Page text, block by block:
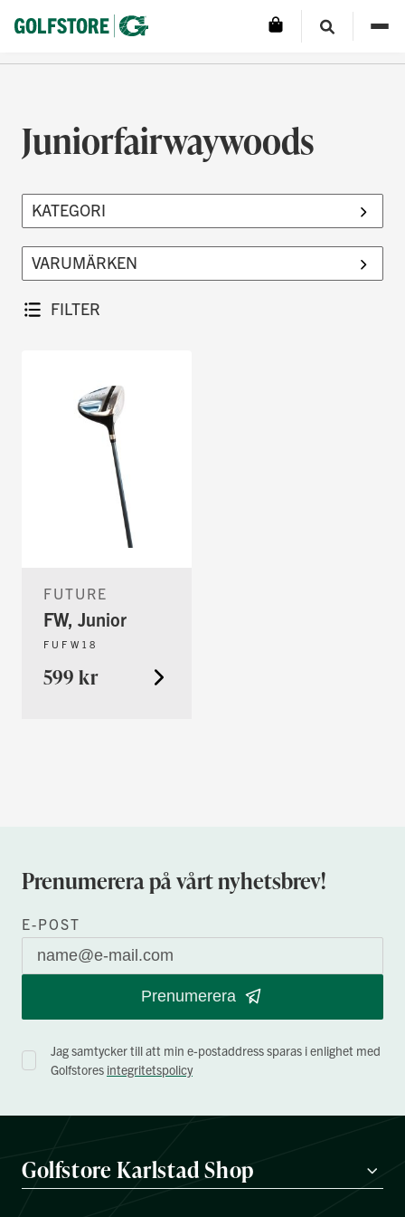
Juniorfairwaywoods
FILTER
FUTURE
FW, Junior
FUFW18
599 kr
Prenumerera på vårt nyhetsbrev!
E-POST
Prenumerera
Jag samtycker till att min e-postaddress sparas i enlighet med
Golfstores integritetspolicy
Golfstore Karlstad Shop